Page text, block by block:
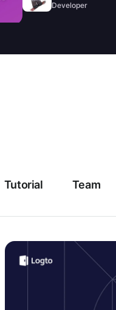
Developer
Tutorial Team
2026 Firebase
besten Alternativen